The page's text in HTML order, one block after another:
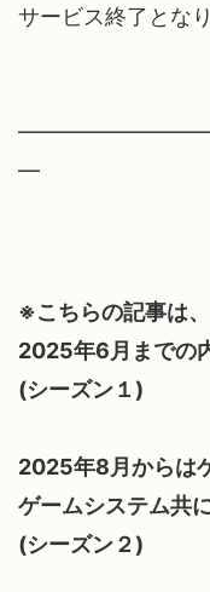
サービス終了とな
━
※こちらの記事は、
2025年6月までの
(シーズン１)
2025年8月からは
ゲームシステム共
(シーズン２)